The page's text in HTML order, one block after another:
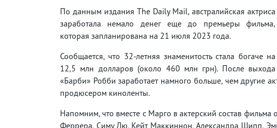
По данным издания The Daily Mail, австралийская актриса
заработала немало денег еще до премьеры фильма,
которая запланирована на 21 июля 2023 года.
Сообщается, что 32-летняя знаменитость стала богаче на
12,5 млн долларов (около 460 млн грн). После выхода
«Барби» Робби заработает намного больше, чем другие
продюсером киноленты.
Напомним, что вместе с Марго в актерский состав фильма
Феррера, Симу Лю, Кейт Маккиннон, Александра Шипп,